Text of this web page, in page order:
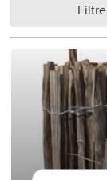
Filtre